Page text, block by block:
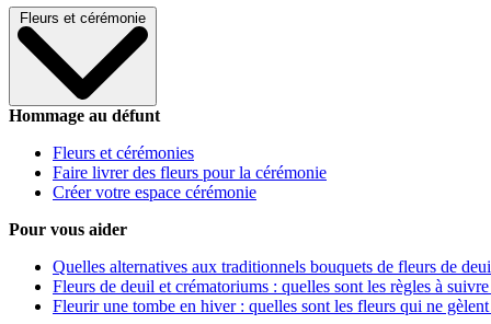
Fleurs et cérémonie
Hommage au défunt
Fleurs et cérémonies
Faire livrer des fleurs pour la cérémonie
Créer votre espace cérémonie
Pour vous aider
Quelles alternatives aux traditionnels bouquets de fleurs de
Fleurs de deuil et crématoriums : quelles sont les règles à
Fleurir une tombe en hiver : quelles sont les fleurs qui ne gèlent